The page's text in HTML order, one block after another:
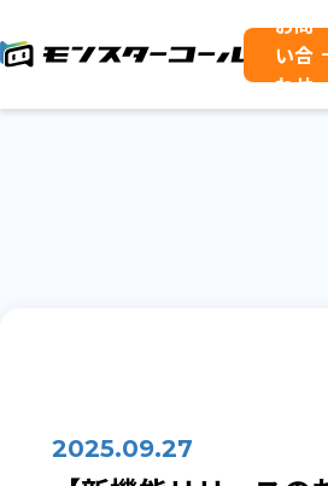
お問
い合
わせ
2025.09.27